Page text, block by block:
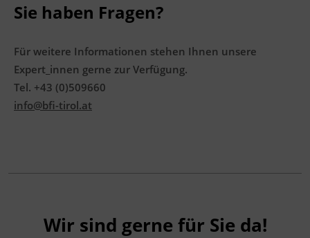
Sie haben Fragen?
Für weitere Informationen stehen Ihnen unsere
Expert_innen gerne zur Verfügung.
Tel. +43 (0)509660
info@bfi-tirol.at
Wir sind gerne für Sie da!